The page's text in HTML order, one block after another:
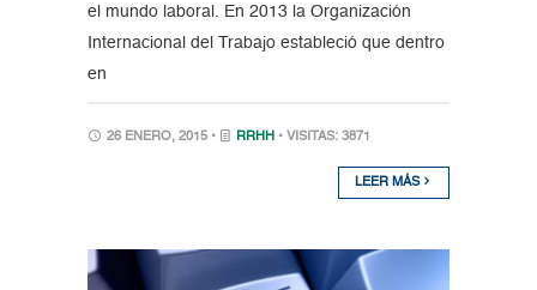
el mundo laboral. En 2013 la Organización
Internacional del Trabajo estableció que dentro
en
26 ENERO, 2015 • RRHH • VISITAS: 3871
LEER MÁS